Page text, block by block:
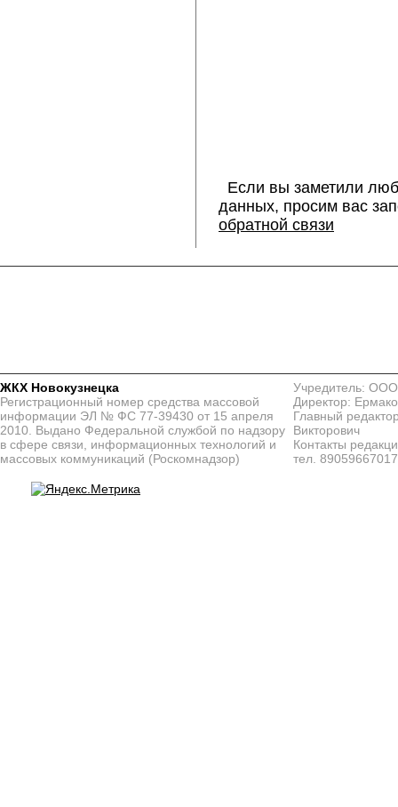
Если вы заметили
данных, просим вас
обратной связи
ЖКХ Новокузнецка
Регистрационный номер средства массовой
информации ЭЛ № ФС 77-39430 от 15 апреля
2010. Выдано Федеральной службой по надзору
в сфере связи, информационных технологий и
массовых коммуникаций (Роскомнадзор)
Учредитель:
Директор:
Главный
Викторович
Контакты
тел. 89059667017